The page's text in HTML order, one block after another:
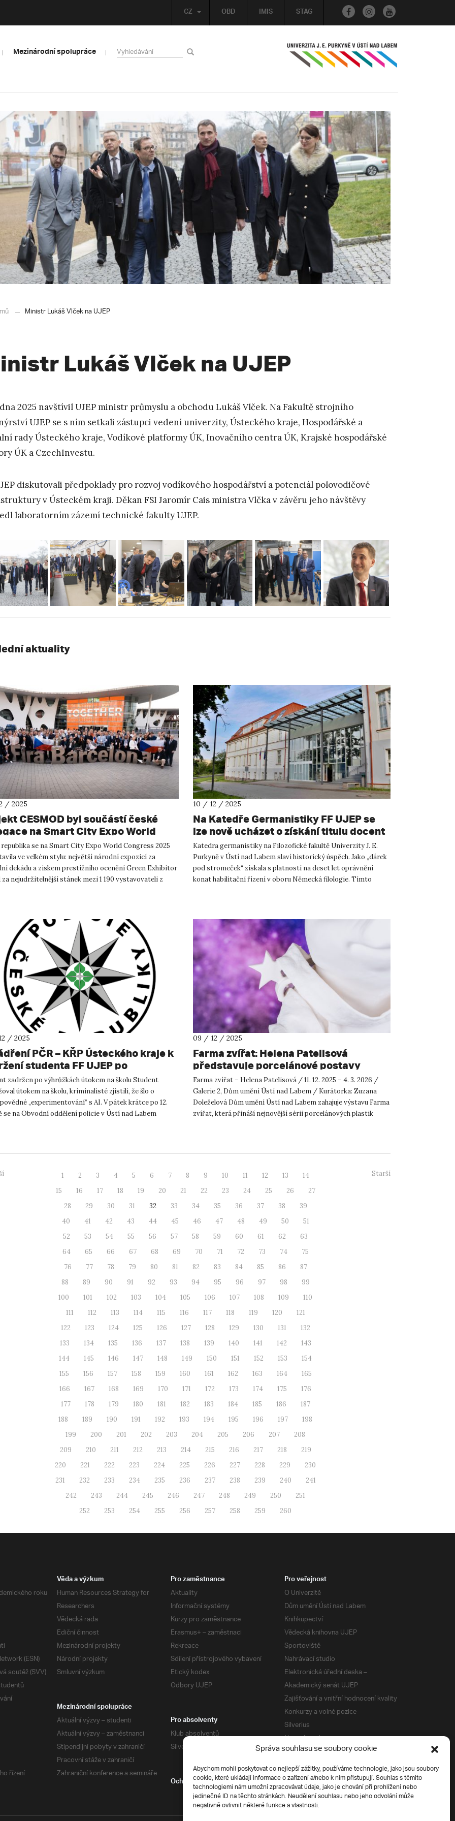
Správa souhlasu se soubory cookie
Abychom mohli poskytovat co nejlepší zážitky, používáme technologie, jako jsou soubory
cookie, které ukládají informace o zařízení a/nebo k nim přistupují. Souhlas s těmito
technologiemi nám umožní zpracovávat údaje, jako je chování při prohlížení nebo
jedinečné ID na těchto stránkách. Neudělení souhlasu nebo jeho odvolání může
negativně ovlivnit některé funkce a vlastnosti.
OBD IMIS STAG
CZ
Mezinárodní spolupráce
Ministr Lukáš Vlček na UJEP
Lukáš Vlček na UJEP
2025 navštívil UJEP ministr průmyslu a obchodu Lukáš Vlček. Na Fakultě strojního
UJEP se s ním setkali zástupci vedení univerzity, Ústeckého kraje, Hospodářské a
rady Ústeckého kraje, Vodíkové platformy ÚK, Inovačního centra ÚK, Krajské hospodářské
ÚK a CzechInvestu.
diskutovali předpoklady pro rozvoj vodíkového hospodářství a potenciál polovodičové
v Ústeckém kraji. Děkan FSI Jaromír Cais ministra Vlčka v závěru jeho návštěvy
laboratorním zázemí technické fakulty UJEP.
aktuality
/ 2025
CESMOD byl součástí české
na Smart City Expo World
2025 v Barceloně
republika se na Smart City Expo World Congress 2025
ve velkém stylu: největší národní expozicí za
dekádu a ziskem prestižního ocenění Green Exhibitor
za nejudržitelnější stánek mezi 1 190 vystavovateli z
10 / 12 / 2025
Na Katedře Germanistiky FF UJEP se
lze nově ucházet o získání titulu docent
v oboru německé filologie
Katedra germanistiky na Filozofické fakultě Univerzity J. E.
Purkyně v Ústí nad Labem slaví historický úspěch. Jako „dárek
pod stromeček“ získala s platností na deset let oprávnění
konat habilitační řízení v oboru Německá filologie. Tímto
/ 2025
PČR – KŘP Ústeckého kraje k
studenta FF UJEP po
útoku na školu
zadržen po výhrůžkách útokem na školu Student
útokem na školu, kriminalisté zjistili, že šlo o
„experimentování“ s AI. V pátek krátce po 12.
se na Obvodní oddělení policie v Ústí nad Labem
09 / 12 / 2025
Farma zvířat: Helena Patelisová
představuje porcelánové postavy
inspirované Orwellem
Farma zvířat – Helena Patelisová / 11. 12. 2025 – 4. 3. 2026 /
Galerie 2, Dům umění Ústí nad Labem / Kurátorka: Zuzana
Doleželová Dům umění Ústí nad Labem zahajuje výstavu Farma
zvířat, která přináší nejnovější sérii porcelánových plastik
1 2 3 4 5 6 7 8 9 10 11 12 13
14
15
16 17 18 19 20 21 22 23 24 25 26
27
28
29 30 31 32 33 34 35 36 37 38
39
40
41 42 43 44 45 46 47 48 49 50
51
52
53 54 55 56 57 58 59 60 61 62
63
64
65 66 67 68 69 70 71 72 73 74
75
76
77 78 79 80 81 82 83 84 85 86
87
88
89 90 91 92 93 94 95 96 97 98
99
100
101 102 103 104 105 106 107 108 109
110
111
112 113 114 115 116 117 118 119 120
121
122
123 124 125 126 127 128 129 130 131
132
133
134 135 136 137 138 139 140 141 142
143
144
145 146 147 148 149 150 151 152 153
154
155
156 157 158 159 160 161 162 163 164
165
166
167 168 169 170 171 172 173 174 175
176
177
178 179 180 181 182 183 184 185 186
187
188
189 190 191 192 193 194 195 196 197
198
199
200 201 202 203 204 205 206 207
208
209
210 211 212 213 214 215 216 217 218
219
220
221 222 223 224 225 226 227 228 229
230
231
232 233 234 235 236 237 238 239 240
241
242
243 244 245 246 247 248 249 250
251
252
253 254 255 256 257 258 259 260
Starší
roku
(ESN)
soutěž (SVV)
Věda a výzkum
Human Resources Strategy for
Researchers
Vědecká rada
Ediční činnost
Mezinárodní projekty
Národní projekty
Smluvní výzkum
Pro zaměstnance
Aktuality
Informační systémy
Kurzy pro zaměstnance
Erasmus+ – zaměstnaci
Rekreace
Sdílení přístrojového vybavení
Etický kodex
Odbory UJEP
Pro veřejnost
O Univerzitě
Dům umění Ústí nad Labem
Knihkupectví
Vědecká knihovna UJEP
Sportoviště
Nahrávací studio
Elektronická úřední deska –
Akademický senát UJEP
Zajišťování a vnitřní hodnocení kvality
Konkurzy a volné pozice
Silverius
Napsali o nás
Tiskové zprávy
Mezinárodní spolupráce
Aktuální výzvy – studenti
Aktuální výzvy – zaměstnanci
Stipendijní pobyty v zahraničí
Pracovní stáže v zahraničí
Zahraniční konference a semináře
Pro absolventy
Klub absolventů
Silverius
řízení
Ochrana soukromí